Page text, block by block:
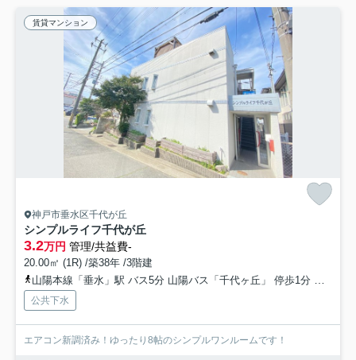
賃貸マンション
神戸市垂水区千代が丘
シンプルライフ千代が丘
3.2万円 管理/共益費-
20.00㎡ (1R) /築38年 /3階建
山陽本線「垂水」駅 バス5分 山陽バス「千代ヶ丘」 停歩1分
神戸市
公共下水
エアコン新調済み！ゆったり8帖のシンプルワンルームです！